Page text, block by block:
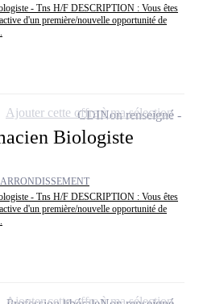
- Tns H/F DESCRIPTION : Vous êtes
d'un première/nouvelle opportunité de
Biologiste
- Tns H/F DESCRIPTION : Vous êtes
d'un première/nouvelle opportunité de
CDINon renseigné
Ajouter cette offre à ma sélection